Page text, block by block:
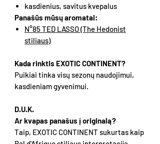
kasdienius, savitus kvepalus
Panašūs mūsų aromatai:
N°85 TED LASSO (The Hedonist
stiliaus)
Kada rinktis EXOTIC CONTINENT?
Puikiai tinka visų sezonų naudojimui,
kasdieniam gyvenimui.
D.U.K.
Ar kvapas panašus į originalą?
Taip, EXOTIC CONTINENT sukurtas kaip